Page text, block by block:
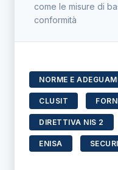
come le misure di
conformità
NORME E
CLUSIT
DIRETTIVA NIS 2
ENISA